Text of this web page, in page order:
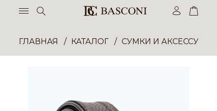
ГЛАВНАЯ КАТАЛОГ СУМКИ И